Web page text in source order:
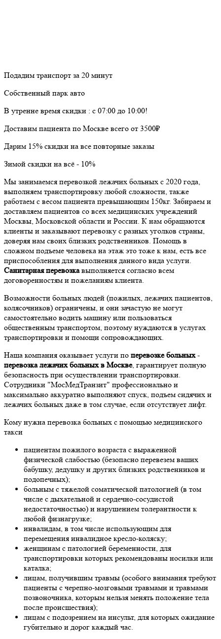
Подадим транспорт за 20 минут
Собственный парк авто
В утренне время скидки : с 07:00 до 10:00!
Доставим пациента по Москве всего от 3500₽
Дарим 15% скидки на все повторные заказы
Зимой скидки на всё - 10%
Мы занимаемся перевозкой лежачих больных с 2020 года,
выполняем транспортировку любой сложности, также
работаем с весом пациента превышающим 150кг. Забираем и
доставляем пациентов со всех медицинских учреждений
Москвы, Московской области и России. К нам обращаются
клиенты и заказывают перевозку с разных уголков страны,
доверяя нам своих близких родственников. Помощь в
сложном подъеме человека на этаж это тоже к нам, есть все
приспособления для выполнения данного вида услуги.
Санитарная перевозкавыполняется согласно всем
договоренностям и пожеланиям клиента.
Возможности больных людей (пожилых, лежачих пациентов,
колясочников) ограничены, и они зачастую не могут
самостоятельно водить машину или пользоваться
общественным транспортом, поэтому нуждаются в услугах
транспортировки и помощи сопровождающих.
Наша компания оказывает услуги по перевозке больных-
перевозка лежачих больных в Москве, гарантирует полную
безопасность при осуществлении транспортировки.
Сотрудники "МосМедТранзит" профессионально и
максимально аккуратно выполняют спуск, подъем сидячих и
лежачих больных даже в том случае, если отсутствует лифт.
Кому нужна перевозка больных с помощью медицинского
такси
пациентам пожилого возраста с выраженной
физической слабостью (безопасно перевезем ваших
бабушку, дедушку и других близких родственников и
подопечных);
больным с тяжелой соматической патологией (в том
числе с дыхательной и сердечно-сосудистой
недостаточностью) и нарушением толерантности к
любой физнагрузке;
инвалидам, в том числе использующим для
перемещения инвалидное кресло-коляску;
женщинам с патологией беременности, для
транспортировки которых рекомендованы носилки или
каталка;
лицам, получившим травмы (особого внимания требуют
пациенты с черепно-мозговыми травмами и травмами
позвоночника, которым нельзя менять положение тела
после происшествия);
лицам с подозрением на инсульт, для которых ожидание
губительно и дорог каждый час.